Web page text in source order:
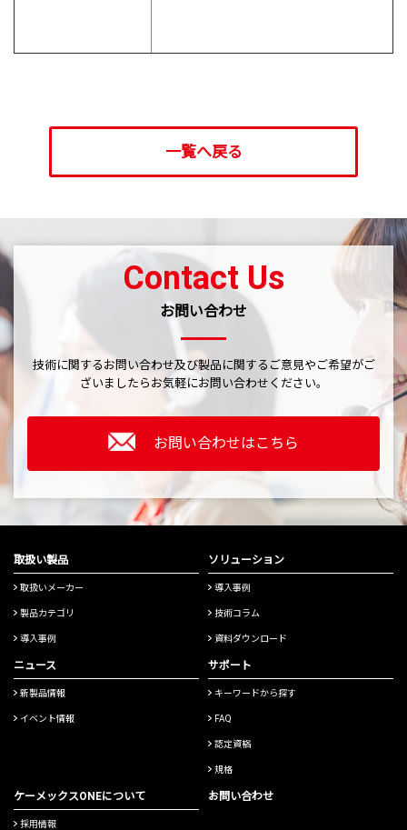
一覧へ戻る
Contact Us
お問い合わせ
技術に関するお問い合わせ及び製品に関するご意見やご希望がご
ざいましたら お気軽にお問い合わせください。
お問い合わせはこちら
取扱い製品
取扱いメーカー
製品カテゴリ
導入事例
ソリューション
導入事例
技術コラム
資料ダウンロード
ニュース
新製品情報
イベント情報
サポート
キーワードから探す
FAQ
認定資格
規格
ケーメックスONEについて
採用情報
お問い合わせ